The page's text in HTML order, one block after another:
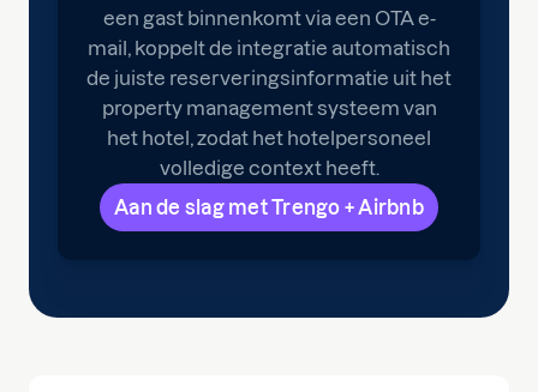
een gast binnenkomt via een OTA e-
mail, koppelt de integratie automatisch
de juiste reserveringsinformatie uit het
property management systeem van
het hotel, zodat het hotelpersoneel
volledige context heeft.
Aan de slag met Trengo + Airbnb